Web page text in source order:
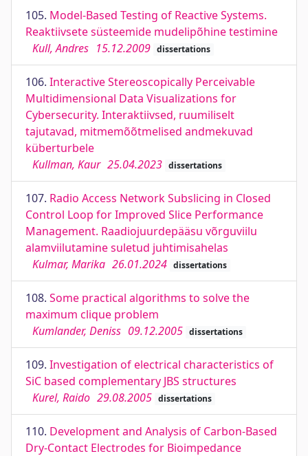
105. Model-Based Testing of Reactive Systems.
Reaktiivsete süsteemide mudelipõhine testimine
Kull, Andres 15.12.2009 dissertations
106. Interactive Stereoscopically Perceivable
Multidimensional Data Visualizations for
Cybersecurity. Interaktiivsed, ruumiliselt
tajutavad, mitmemõõtmelised andmekuvad
küberturbele
Kullman, Kaur 25.04.2023 dissertations
107. Radio Access Network Subslicing in Closed
Control Loop for Improved Slice Performance
Management. Raadiojuurdepääsu võrguviilu
alamviilutamine suletud juhtimisahelas
Kulmar, Marika 26.01.2024 dissertations
108. Some practical algorithms to solve the
maximum clique problem
Kumlander, Deniss 09.12.2005 dissertations
109. Investigation of electrical characteristics of
SiC based complementary JBS structures
Kurel, Raido 29.08.2005 dissertations
110. Development and Analysis of Carbon-Based
Dry-Contact Electrodes for Bioimpedance